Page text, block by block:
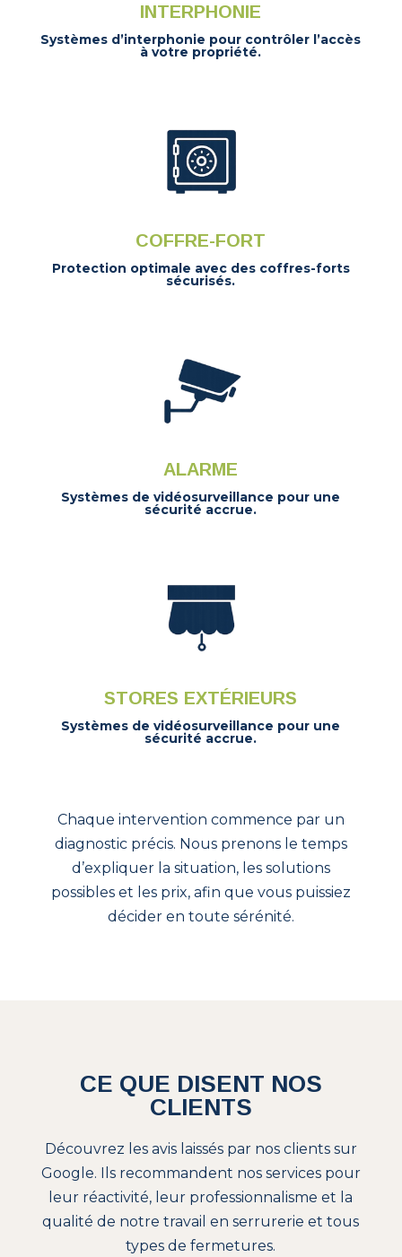
INTERPHONIE
Systèmes d’interphonie pour contrôler l’accès
à votre propriété.
COFFRE-FORT
Protection optimale avec des coffres-forts
sécurisés.
ALARME
Systèmes de vidéosurveillance pour une
sécurité accrue.
STORES EXTÉRIEURS
Systèmes de vidéosurveillance pour une
sécurité accrue.
Chaque intervention commence par un
diagnostic précis. Nous prenons le temps
d’expliquer la situation, les solutions
possibles et les prix, afin que vous puissiez
décider en toute sérénité.
CE QUE DISENT NOS
CLIENTS
Découvrez les avis laissés par nos clients sur
Google. Ils recommandent nos services pour
leur réactivité, leur professionnalisme et la
qualité de notre travail en serrurerie et tous
types de fermetures.